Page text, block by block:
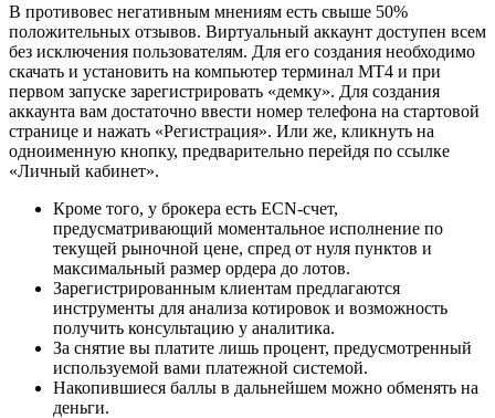
В противовес негативным мнениям есть свыше 50%
положительных отзывов. Виртуальный аккаунт доступен всем
без исключения пользователям. Для его создания необходимо
скачать и установить на компьютер терминал MT4 и при
первом запуске зарегистрировать «демку». Для создания
аккаунта вам достаточно ввести номер телефона на стартовой
странице и нажать «Регистрация». Или же, кликнуть на
одноименную кнопку, предварительно перейдя по ссылке
«Личный кабинет».
Кроме того, у брокера есть ECN-счет,
предусматривающий моментальное исполнение по
текущей рыночной цене, спред от нуля пунктов и
максимальный размер ордера до лотов.
Зарегистрированным клиентам предлагаются
инструменты для анализа котировок и возможность
получить консультацию у аналитика.
За снятие вы платите лишь процент, предусмотренный
используемой вами платежной системой.
Накопившиеся баллы в дальнейшем можно обменять на
деньги.